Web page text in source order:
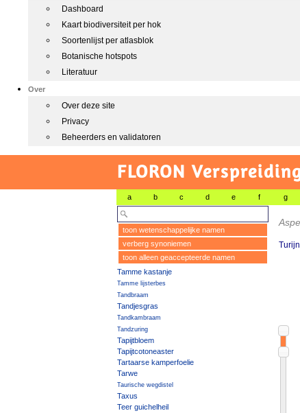
Dashboard
Kaart biodiversiteit per hok
Soortenlijst per atlasblok
Botanische hotspots
Literatuur
Over
Over deze site
Privacy
Beheerders en validatoren
FLORON
a b c d e f g
toon wetenschappelijke namen
verberg synoniemen
toon alleen geaccepteerde namen
Tamme kastanje
Tamme lijsterbes
Tandbraam
Tandjesgras
Tandkambraam
Tandzuring
Tapijtbloem
Tapijtcotoneaster
Tartaarse kamperfoelie
Tarwe
Taurische wegdistel
Taxus
Teer guichelheil